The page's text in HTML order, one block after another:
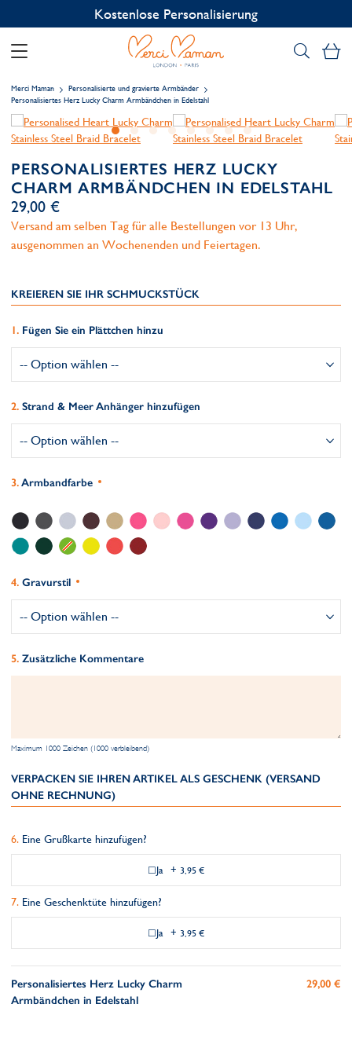
Kostenlose Personalisierung
Merci Maman
Personalisierte und gravierte Armbänder
Personalisiertes Herz Lucky Charm Armbändchen in Edelstahl
PERSONALISIERTES HERZ LUCKY
CHARM ARMBÄNDCHEN IN EDELSTAHL
29,00 €
Versand am selben Tag für alle Bestellungen vor 13 Uhr,
ausgenommen an Wochenenden und Feiertagen.
KREIEREN SIE IHR SCHMUCKSTÜCK
Fügen Sie ein Plättchen hinzu
Strand & Meer Anhänger hinzufügen
Armbandfarbe
Gravurstil
Zusätzliche Kommentare
Maximum 1000 Zeichen (1000 verbleibend)
VERPACKEN SIE IHREN ARTIKEL ALS GESCHENK (VERSAND
OHNE RECHNUNG)
Eine Grußkarte hinzufügen?
Ja + 3,95 €
Eine Geschenktüte hinzufügen?
Ja + 3,95 €
Personalisiertes Herz Lucky Charm
Armbändchen in Edelstahl
29,00 €